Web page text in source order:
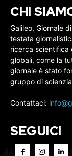
CHI
Galileo, Giornale
testata
ricerca scientifica
globali, come la
giornale è stato
gruppo di
Contattaci:
SEGUICI